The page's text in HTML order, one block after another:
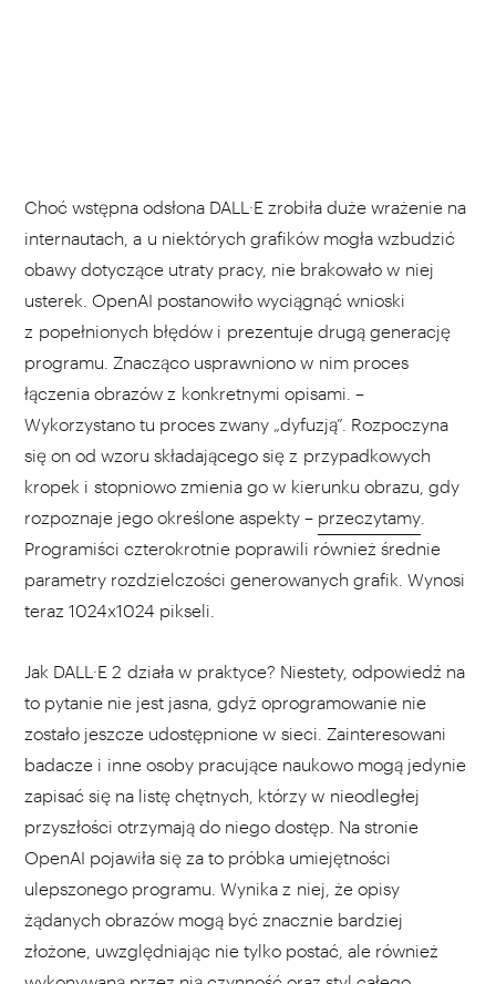
Choć wstępna odsłona DALL·E zrobiła duże wrażenie na
internautach, a u niektórych grafików mogła wzbudzić
obawy dotyczące utraty pracy, nie brakowało w niej
usterek. OpenAI postanowiło wyciągnąć wnioski
z popełnionych błędów i prezentuje drugą generację
programu. Znacząco usprawniono w nim proces
łączenia obrazów z konkretnymi opisami. –
Wykorzystano tu proces zwany „dyfuzją”. Rozpoczyna
się on od wzoru składającego się z przypadkowych
kropek i stopniowo zmienia go w kierunku obrazu, gdy
rozpoznaje jego określone aspekty – przeczytamy
Programiści czterokrotnie poprawili również średnie
parametry rozdzielczości generowanych grafik. Wynosi
teraz 1024x1024 pikseli.
Jak DALL·E 2 działa w praktyce? Niestety, odpowiedź na
to pytanie nie jest jasna, gdyż oprogramowanie nie
zostało jeszcze udostępnione w sieci. Zainteresowani
badacze i inne osoby pracujące naukowo mogą jedynie
zapisać się na listę chętnych, którzy w nieodległej
przyszłości otrzymają do niego dostęp. Na stronie
OpenAI pojawiła się za to próbka umiejętności
ulepszonego programu. Wynika z niej, że opisy
żądanych obrazów mogą być znacznie bardziej
złożone, uwzględniając nie tylko postać, ale również